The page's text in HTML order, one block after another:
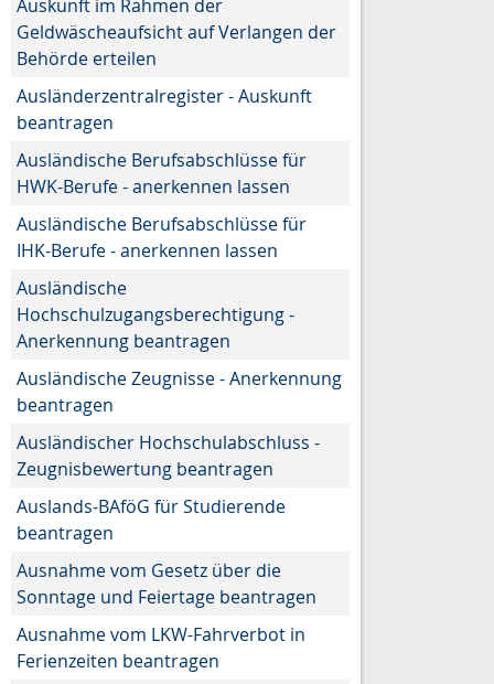
Auskunft im Rahmen der
Geldwäscheaufsicht auf Verlangen der
Behörde erteilen
Ausländerzentralregister - Auskunft
beantragen
Ausländische Berufsabschlüsse für
HWK-Berufe - anerkennen lassen
Ausländische Berufsabschlüsse für
IHK-Berufe - anerkennen lassen
Ausländische
Hochschulzugangsberechtigung -
Anerkennung beantragen
Ausländische Zeugnisse - Anerkennung
beantragen
Ausländischer Hochschulabschluss -
Zeugnisbewertung beantragen
Auslands-BAföG für Studierende
beantragen
Ausnahme vom Gesetz über die
Sonntage und Feiertage beantragen
Ausnahme vom LKW-Fahrverbot in
Ferienzeiten beantragen